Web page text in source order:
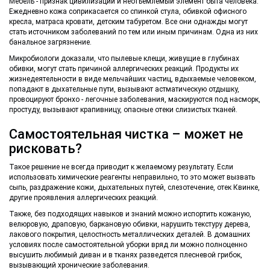
Ежедневно кожа соприкасается со спинкой стула, обивкой офисного
кресла, матраса кровати, детским табуретом. Все они однажды могут
стать источником заболеваний по тем или иным причинам. Одна из них
банальное загрязнение.
Микробиологи доказали, что пылевые клещи, живущие в глубинах
обивки, могут стать причиной аллергических реакций. Продукты их
жизнедеятельности в виде мельчайших частиц, вдыхаемые человеком,
попадают в дыхательные пути, вызывают астматическую отдышку,
провоцируют бронхо - легочные заболевания, маскируются под насморк,
простуду, вызывают крапивницу, опасные отеки слизистых тканей.
Самостоятельная чистка – может не
рисковать?
Такое решение не всегда приводит к желаемому результату. Если
использовать химические реагенты неправильно, то это может вызвать
сыпь, раздражение кожи, дыхательных путей, слезотечение, отек Квинке,
другие проявления аллергических реакций.
Также, без подходящих навыков и знаний можно испортить кожаную,
велюровую, драповую, баркановую обивки, нарушить текстуру дерева,
лакового покрытия, целостность металлических деталей. В домашних
условиях после самостоятельной уборки вряд ли можно полноценно
высушить любимый диван и в тканях разведется плесневой грибок,
вызывающий хронические заболевания.